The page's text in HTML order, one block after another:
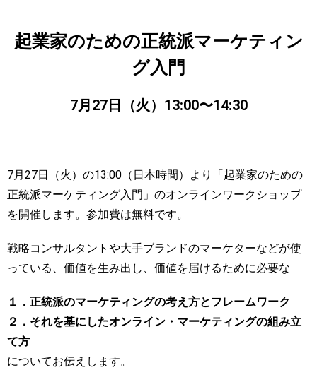
起業家のための正統派マーケティン
グ入門
7月27日（火）13:00〜14:30
7月27日（火）の13:00（日本時間）より「起業家のための
正統派マーケティング入門」のオンラインワークショップ
を開催します。参加費は無料です。
戦略コンサルタントや大手ブランドのマーケターなどが使
っている、価値を生み出し、価値を届けるために必要な
１．正統派のマーケティングの考え方とフレームワーク
２．それを基にしたオンライン・マーケティングの組み立
て方
についてお伝えします。